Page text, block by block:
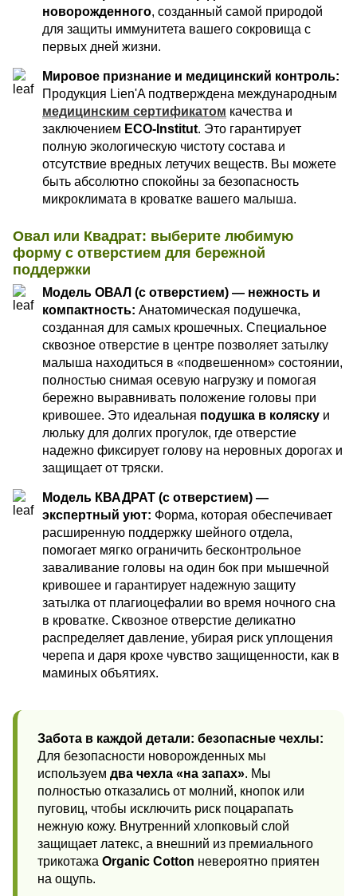
новорожденного, созданный самой природой
для защиты иммунитета вашего сокровища с
первых дней жизни.
Мировое признание и медицинский контроль:
Продукция Lien'A подтверждена международным
медицинским сертификатом качества и
заключением ECO-Institut. Это гарантирует
полную экологическую чистоту состава и
отсутствие вредных летучих веществ. Вы можете
быть абсолютно спокойны за безопасность
микроклимата в кроватке вашего малыша.
Овал или Квадрат: выберите любимую
форму с отверстием для бережной
поддержки
Модель ОВАЛ (с отверстием) — нежность и
компактность: Анатомическая подушечка,
созданная для самых крошечных. Специальное
сквозное отверстие в центре позволяет затылку
малыша находиться в «подвешенном» состоянии,
полностью снимая осевую нагрузку и помогая
бережно выравнивать положение головы при
кривошее. Это идеальная подушка в коляску и
люльку для долгих прогулок, где отверстие
надежно фиксирует голову на неровных дорогах и
защищает от тряски.
Модель КВАДРАТ (с отверстием) —
экспертный уют: Форма, которая обеспечивает
расширенную поддержку шейного отдела,
помогает мягко ограничить бесконтрольное
заваливание головы на один бок при мышечной
кривошее и гарантирует надежную защиту
затылка от плагиоцефалии во время ночного сна
в кроватке. Сквозное отверстие деликатно
распределяет давление, убирая риск уплощения
черепа и даря крохе чувство защищенности, как в
маминых объятиях.
Забота в каждой детали: безопасные чехлы:
Для безопасности новорожденных мы
используем два чехла «на запах». Мы
полностью отказались от молний, кнопок или
пуговиц, чтобы исключить риск поцарапать
нежную кожу. Внутренний хлопковый слой
защищает латекс, а внешний из премиального
трикотажа Organic Cotton невероятно приятен
на ощупь.